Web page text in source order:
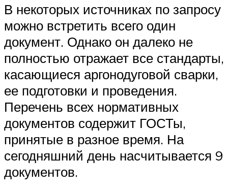
В некоторых источниках по запросу
можно встретить всего один
документ. Однако он далеко не
полностью отражает все стандарты,
касающиеся аргонодуговой сварки,
ее подготовки и проведения.
Перечень всех нормативных
документов содержит ГОСТы,
принятые в разное время. На
сегодняшний день насчитывается 9
документов.